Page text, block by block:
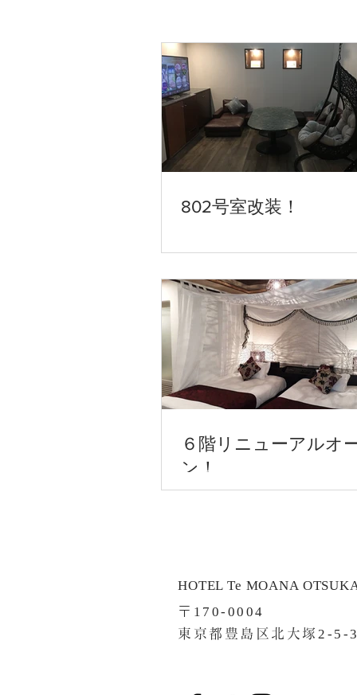
802号室改装！
６階リニューアルオ
ン！
HOTEL Te MOANA
〒 170-0004
東京都豊島区北大塚 2-5-